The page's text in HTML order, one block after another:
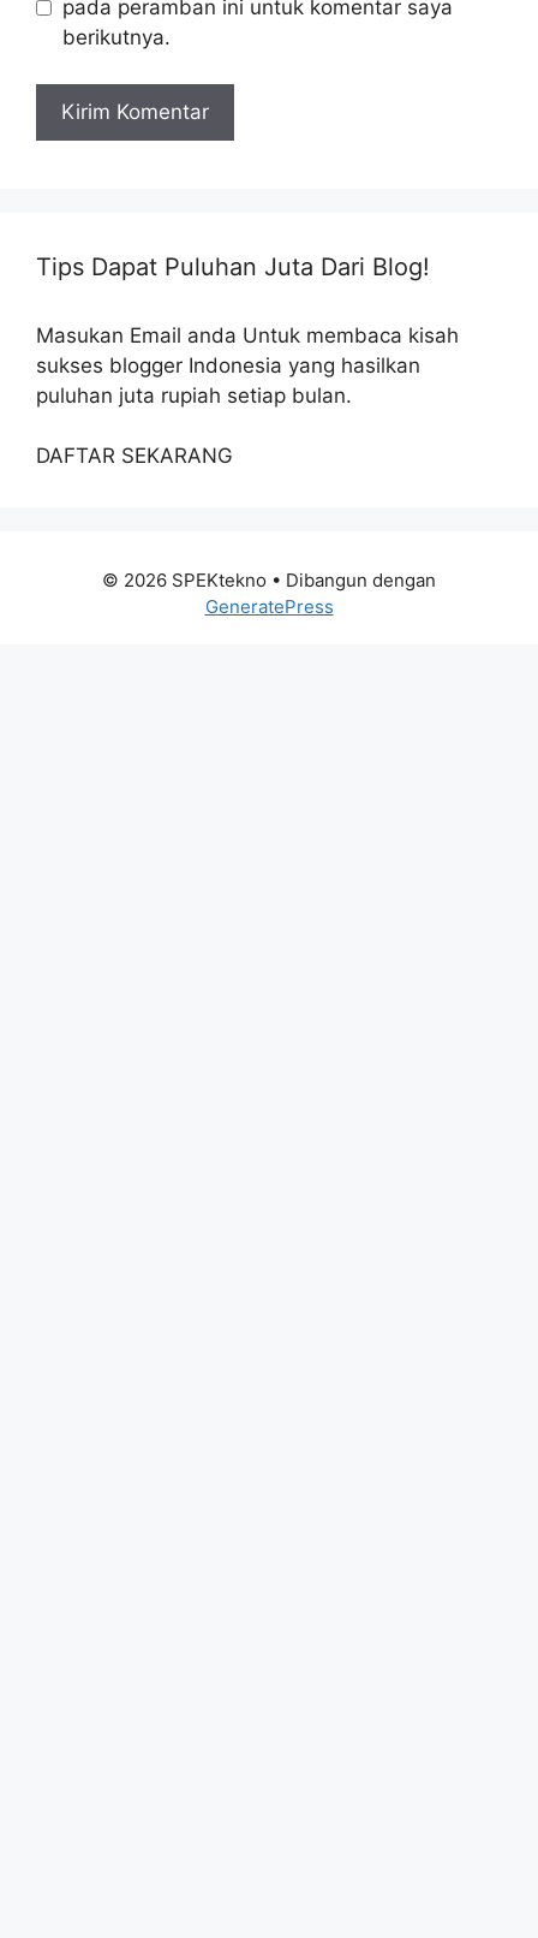
pada peramban ini untuk komentar saya
berikutnya.
Tips Dapat Puluhan Juta Dari Blog!
Masukan Email anda Untuk membaca kisah
sukses blogger Indonesia yang hasilkan
puluhan juta rupiah setiap bulan.
DAFTAR SEKARANG
© 2026 SPEKtekno • Dibangun dengan
GeneratePress